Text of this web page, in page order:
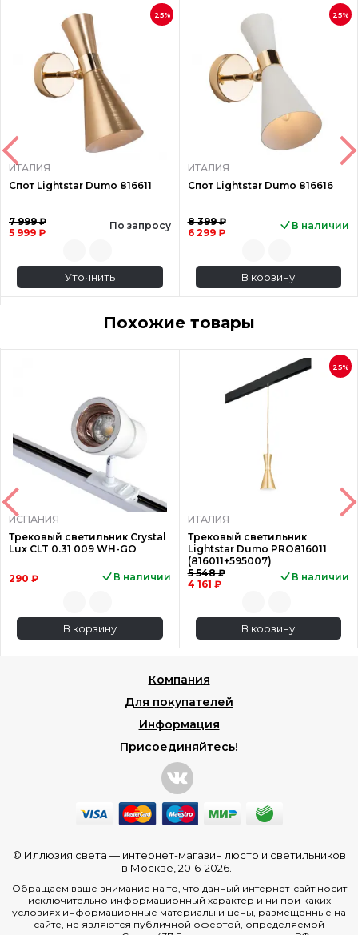
25%
ИТАЛИЯ
Спот Lightstar Dumo 816611
7 999 ₽
5 999 ₽
По запросу
Уточнить
25%
ИТАЛИЯ
Спот Lightstar Dumo 816616
8 399 ₽
6 299 ₽
В наличии
В корзину
Похожие товары
ИСПАНИЯ
Трековый светильник Crystal
Lux CLT 0.31 009 WH-GO
290 ₽ В наличии
В корзину
25%
ИТАЛИЯ
Трековый светильник
Lightstar Dumo PRO816011
(816011+595007)
5 548 ₽
4 161 ₽
В наличии
В корзину
Компания
Для покупателей
Информация
Присоединяйтесь!
© Иллюзия света — интернет-магазин люстр и светильников
в Москве , 2016-2026.
Обращаем ваше внимание на то, что данный интернет-сайт носит
исключительно информационный характер и ни при каких
условиях информационные материалы и цены, размещенные на
сайте, не являются публичной офертой, определяемой